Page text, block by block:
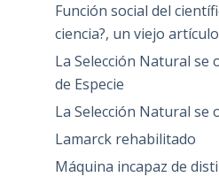
Función social del
ciencia?, un viejo
La Selección Natural se
de Especie
La Selección Natural se
Lamarck rehabilitado
Máquina incapaz de